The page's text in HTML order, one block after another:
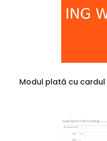
Modul plată cu cardul